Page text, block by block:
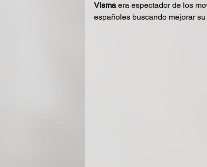
Visma era espectador de los
españoles buscando mejorar